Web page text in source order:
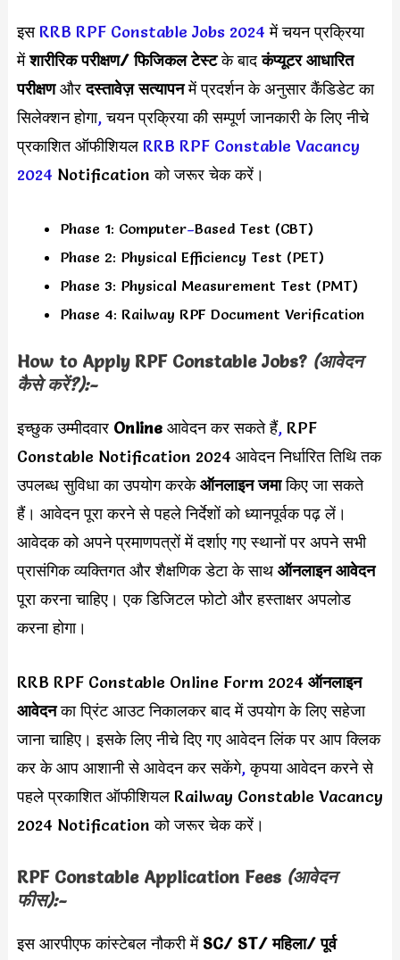
इस RRB RPF Constable Jobs 2024 में चयन प्रक्रिया
मेंशारीरिक परीक्षण/फिजिकल टेस्ट के बादकंप्यूटर आधारित
परीक्षण औरदस्तावेज़ सत्यापन में प्रदर्शन के अनुसार कैंडिडेट का
सिलेक्शन होगा,चयन प्रक्रिया की सम्पूर्ण जानकारी के लिए नीचे
प्रकाशित ऑफीशियल RRB RPF Constable Vacancy
2024 Notification को जरूर चेक करें।
Phase 1: Computer–Based Test (CBT)
Phase 2: Physical Efficiency Test (PET)
Phase 3: Physical Measurement Test (PMT)
Phase 4: Railway RPF Document Verification
How to Apply RPF Constable Jobs?(आवेदन
कैसे करें?):-
इच्छुक उम्मीदवार Online आवेदन कर सकते हैं,RPF
Constable Notification 2024 आवेदन निर्धारित तिथि तक
उपलब्ध सुविधा का उपयोग करकेऑनलाइन जमाकिए जा सकते
हैं। आवेदन पूरा करने से पहले निर्देशों को ध्यानपूर्वक पढ़ लें।
आवेदक को अपने प्रमाणपत्रों में दर्शाए गए स्थानों पर अपने सभी
प्रासंगिक व्यक्तिगत और शैक्षणिक डेटा के साथ ऑनलाइन आवेदन
पूरा करना चाहिए। एक डिजिटल फोटो और हस्ताक्षर अपलोड
करना होगा।
RRB RPF Constable Online Form 2024 ऑनलाइन
आवेदनका प्रिंट आउट निकालकर बाद में उपयोग के लिए सहेजा
जाना चाहिए। इसके लिए नीचे दिए गए आवेदन लिंक पर आप क्लिक
कर के आप आशानी से आवेदन कर सकेंगे,कृपया आवेदन करने से
पहले प्रकाशित ऑफीशियल Railway Constable Vacancy
2024 Notification को जरूर चेक करें।
RPF Constable Application Fees (आवेदन
फीस):-
इस आरपीएफ कांस्टेबल नौकरी मेंSC/ ST/ महिला/ पूर्व